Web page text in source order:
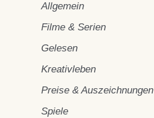
Allgemein
Filme & Serien
Gelesen
Kreativleben
Preise & Auszeichnungen
Spiele